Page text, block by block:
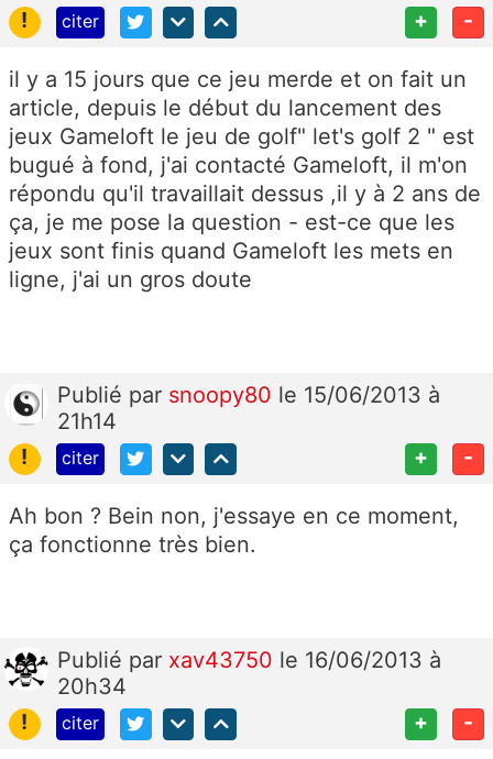
!
citer + -
il y a 15 jours que ce jeu merde et on fait un
article, depuis le début du lancement des
jeux Gameloft le jeu de golf" let's golf 2 " est
bugué à fond, j'ai contacté Gameloft, il m'on
répondu qu'il travaillait dessus ,il y à 2 ans de
ça, je me pose la question - est-ce que les
jeux sont finis quand Gameloft les mets en
ligne, j'ai un gros doute
Publié par snoopy80 le 15/06/2013 à
21h14
!
citer + -
Ah bon ? Bein non, j'essaye en ce moment,
ça fonctionne très bien.
Publié par xav43750 le 16/06/2013 à
20h34
!
citer + -